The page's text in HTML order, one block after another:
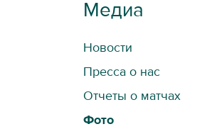
Медиа
Новости
Пресса о нас
Отчеты о матчах
Фото